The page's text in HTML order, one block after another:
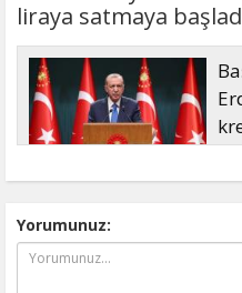
liraya satmaya
ödemesiz, 36 ay vadeli
Yorumunuz: